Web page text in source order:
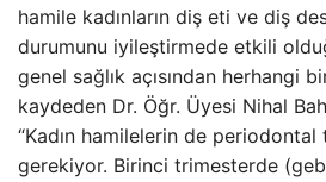
hamile kadınların diş eti ve diş
durumunu iyileştirmede etkili
genel sağlık açısından herhangi
kaydeden Dr. Öğr. Üyesi Nihal
“Kadın hamilelerin de
gerekiyor. Birinci trimesterde